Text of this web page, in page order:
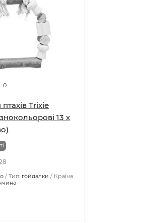
0
Trixie
13 x
Тип: гойдалки
Країна